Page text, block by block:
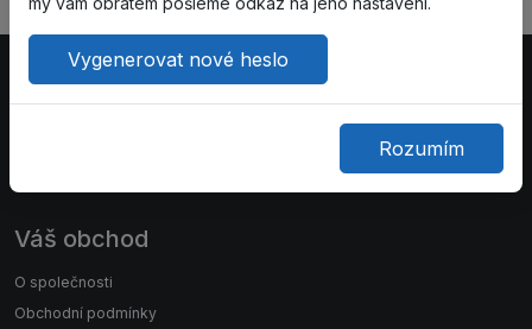
Váš obchod
O společnosti
Obchodní podmínky
Vygenerovat nové heslo
Rozumím